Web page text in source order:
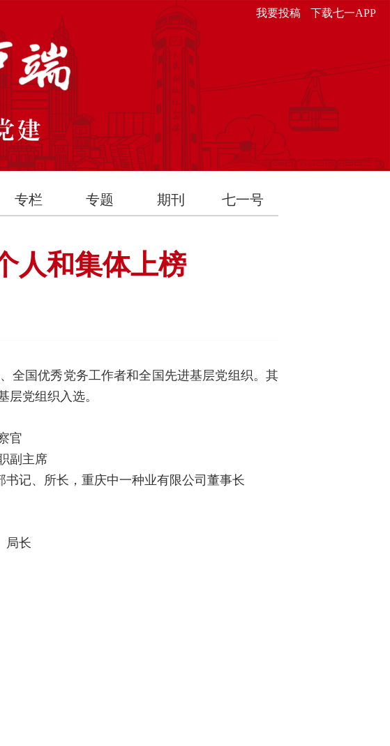
我要投稿 下载七一APP
专栏 专题 期刊 七一号
人和集体上榜
全国优秀党务工作者和全国先进基层党组织。其
层党组织入选。
官
副主席
记、所长，重庆中一种业有限公司董事长
局长